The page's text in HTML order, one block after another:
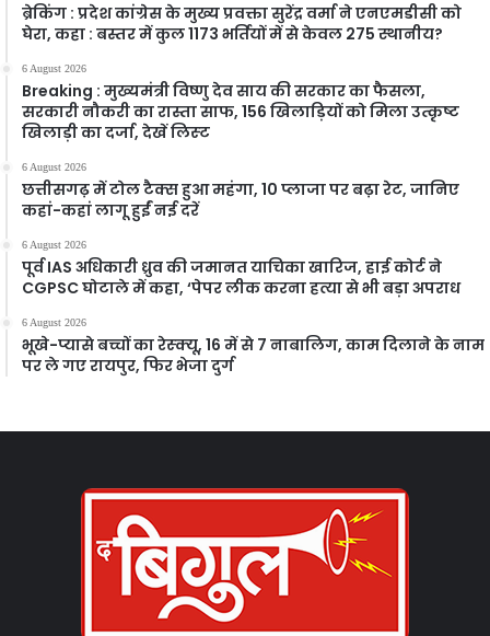
ब्रेकिंग : प्रदेश कांग्रेस के मुख्य प्रवक्ता सुरेंद्र वर्मा ने एनएमडीसी को
घेरा, कहा : बस्तर में कुल 1173 भर्तियों में से केवल 275 स्थानीय?
6 August 2026
Breaking : मुख्यमंत्री विष्णु देव साय की सरकार का फैसला,
सरकारी नौकरी का रास्ता साफ, 156 खिलाड़ियों को मिला उत्कृष्ट
खिलाड़ी का दर्जा, देखें लिस्‍ट
6 August 2026
छत्तीसगढ़ में टोल टैक्स हुआ महंगा, 10 प्लाजा पर बढ़ा रेट, जानिए
कहां-कहां लागू हुईं नई दरें
6 August 2026
पूर्व IAS अधिकारी ध्रुव की जमानत याचिका खारिज, हाई कोर्ट ने
CGPSC घोटाले में कहा, ‘पेपर लीक करना हत्या से भी बड़ा अपराध
6 August 2026
भूखे-प्यासे बच्चों का रेस्क्यू, 16 में से 7 नाबालिग, काम दिलाने के नाम
पर ले गए रायपुर, फिर भेजा दुर्ग